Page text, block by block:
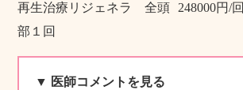
再生治療リジェネラ 全頭
部１回
248000円/回
▼ 医師コメントを見る